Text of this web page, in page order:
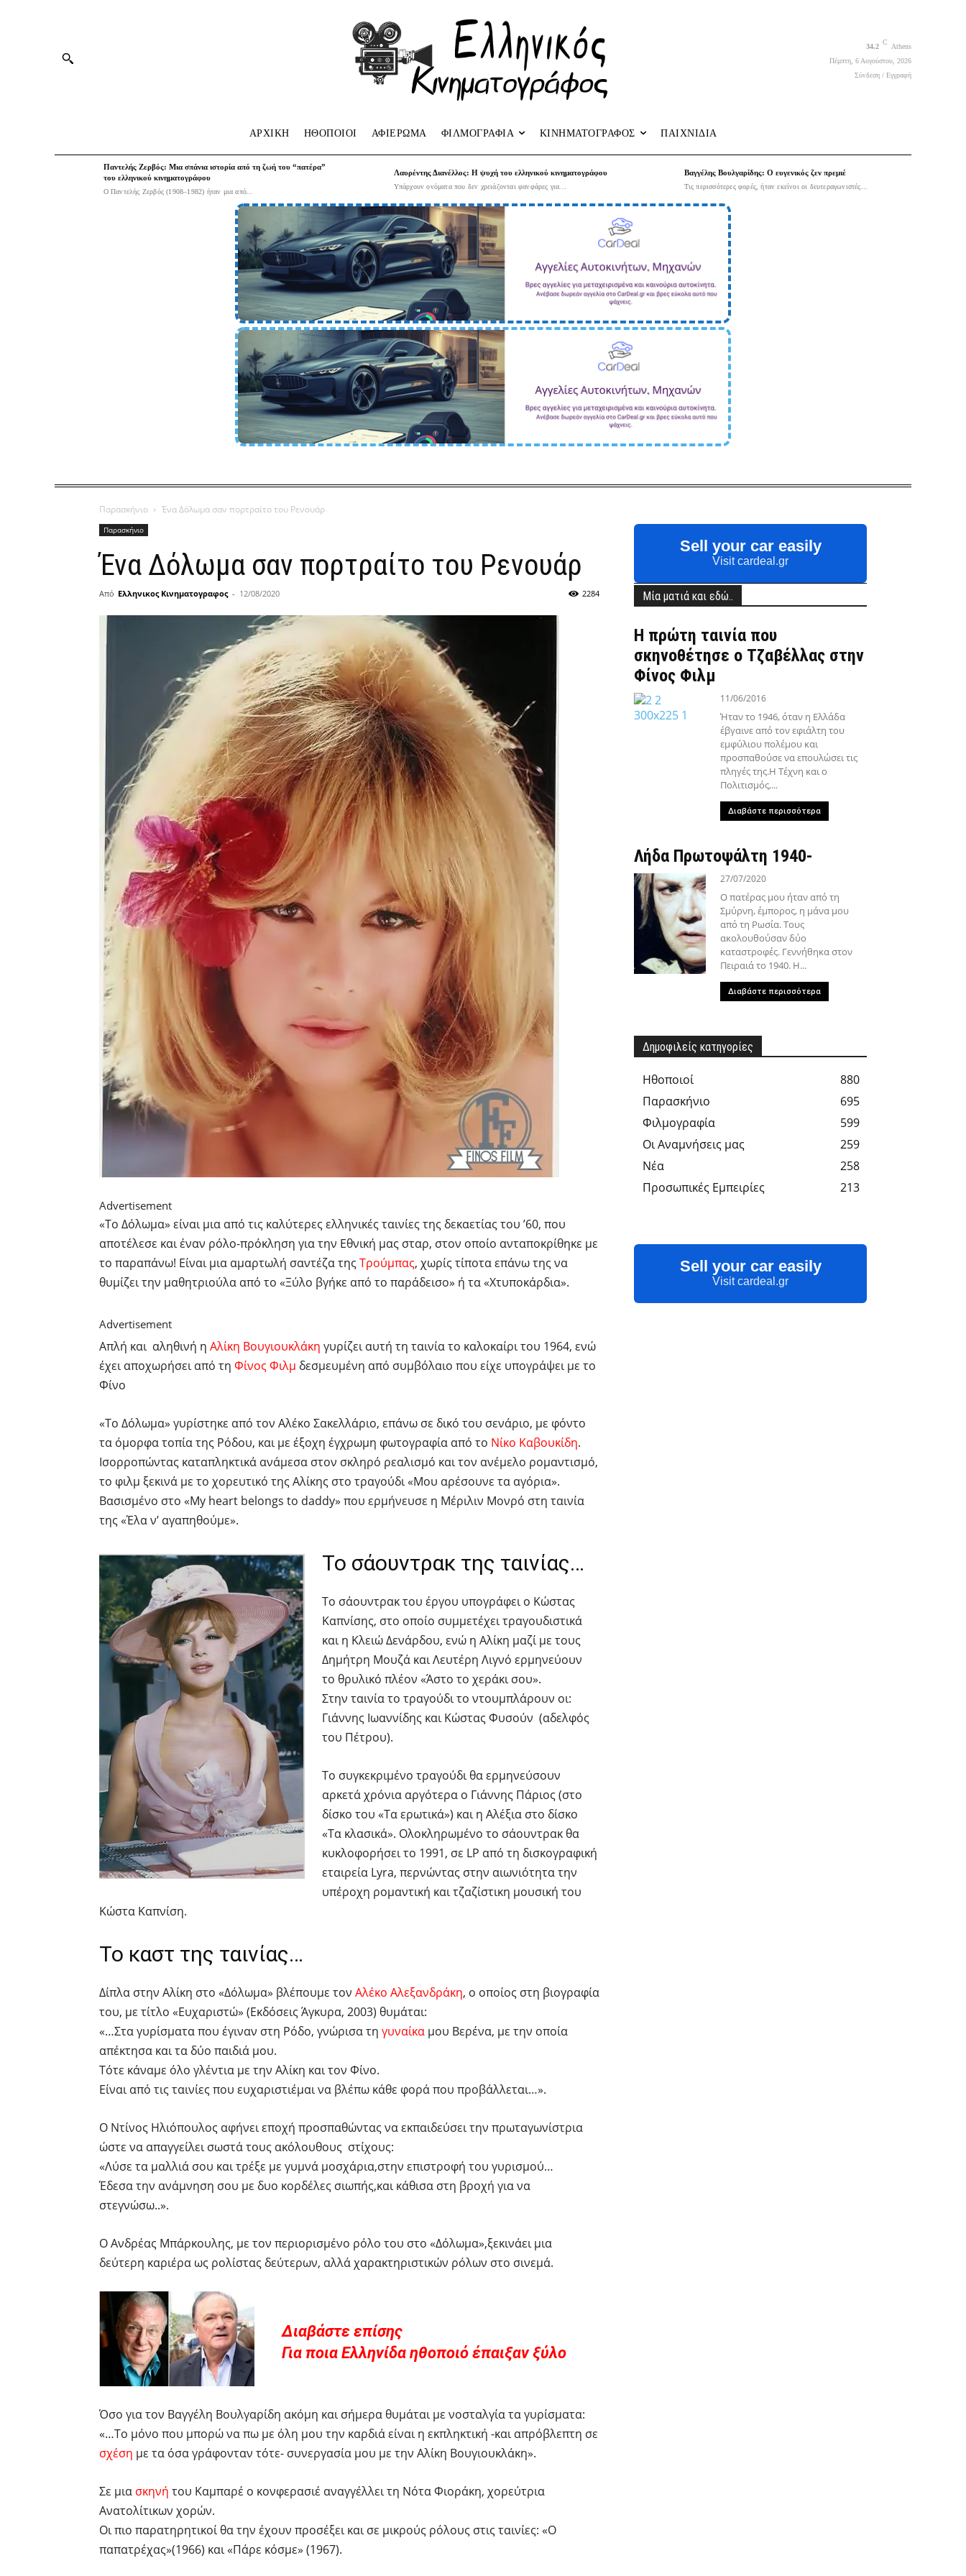
34.2
C
Athens
Πέμπτη, 6 Αυγούστου, 2026
Σύνδεση / Εγγραφή
ΑΡΧΙΚΗ HΘΟΠΟΙΟΙ ΑΦΙΕΡΩΜΑ ΦΙΛΜΟΓΡΑΦΙΑ ΚΙΝΗΜΑΤΟΓΡΑΦΟΣ ΠΑΙΧΝΙΔΙΑ
Παντελής Ζερβός: Μια σπάνια ιστορία από τη ζωή του “πατέρα”
του ελληνικού κινηματογράφου
Ο Παντελής Ζερβός (1908–1982) ήταν μια από...
Λαυρέντης Διανέλλος: Η ψυχή του ελληνικού κινηματογράφου
Υπάρχουν ονόματα που δεν χρειάζονται φανφάρες για...
Βαγγέλης Βουλγαρίδης: Ο ευγενικός ζεν πρεμιέ
Τις περισσότερες φορές, ήταν εκείνοι οι δευτεραγωνιστές...
Παρασκήνιο Ένα Δόλωμα σαν πορτραίτο του Ρενουάρ
Παρασκήνιο
Ένα Δόλωμα σαν πορτραίτο του Ρενουάρ
Από Ελληνικος Κινηματογραφος - 12/08/2020 2284
Advertisement
«Το Δόλωμα» είναι μια από τις καλύτερες ελληνικές ταινίες της δεκαετίας του ’60, που
αποτέλεσε και έναν ρόλο-πρόκληση για την Εθνική μας σταρ, στον οποίο ανταποκρίθηκε με
το παραπάνω! Είναι μια αμαρτωλή σαντέζα της Τρούμπας, χωρίς τίποτα επάνω της να
θυμίζει την μαθητριούλα από το «Ξύλο βγήκε από το παράδεισο» ή τα «Χτυποκάρδια».
Advertisement
Απλή και αληθινή η Αλίκη Βουγιουκλάκη γυρίζει αυτή τη ταινία το καλοκαίρι του 1964, ενώ
έχει αποχωρήσει από τη Φίνος Φιλμ δεσμευμένη από συμβόλαιο που είχε υπογράψει με το
Φίνο
«Το Δόλωμα» γυρίστηκε από τον Αλέκο Σακελλάριο, επάνω σε δικό του σενάριο, με φόντο
τα όμορφα τοπία της Ρόδου, και με έξοχη έγχρωμη φωτογραφία από το Νίκο Καβουκίδη.
Ισορροπώντας καταπληκτικά ανάμεσα στον σκληρό ρεαλισμό και τον ανέμελο ρομαντισμό,
το φιλμ ξεκινά με το χορευτικό της Αλίκης στο τραγούδι «Μου αρέσουνε τα αγόρια».
Βασισμένο στο «My heart belongs to daddy» που ερμήνευσε η Μέριλιν Μονρό στη ταινία
της «Έλα ν’ αγαπηθούμε».
Το σάουντρακ της ταινίας…
Το σάουντρακ του έργου υπογράφει ο Κώστας
Καπνίσης, στο οποίο συμμετέχει τραγουδιστικά
και η Κλειώ Δενάρδου, ενώ η Αλίκη μαζί με τους
Δημήτρη Μουζά και Λευτέρη Λιγνό ερμηνεύουν
το θρυλικό πλέον «Άστο το χεράκι σου».
Στην ταινία το τραγούδι το ντουμπλάρουν οι:
Γιάννης Ιωαννίδης και Κώστας Φυσούν (αδελφός
του Πέτρου).
Το συγκεκριμένο τραγούδι θα ερμηνεύσουν
αρκετά χρόνια αργότερα ο Γιάννης Πάριος (στο
δίσκο του «Τα ερωτικά») και η Αλέξια στο δίσκο
«Τα κλασικά». Ολοκληρωμένο το σάουντρακ θα
κυκλοφορήσει το 1991, σε LP από τη δισκογραφική
εταιρεία Lyra, περνώντας στην αιωνιότητα την
υπέροχη ρομαντική και τζαζίστικη μουσική του
Κώστα Καπνίση.
Το καστ της ταινίας…
Δίπλα στην Αλίκη στο «Δόλωμα» βλέπουμε τον Αλέκο Αλεξανδράκη, ο οποίος στη βιογραφία
του, με τίτλο «Ευχαριστώ» (Εκδόσεις Άγκυρα, 2003) θυμάται:
«…Στα γυρίσματα που έγιναν στη Ρόδο, γνώρισα τη γυναίκα μου Βερένα, με την οποία
απέκτησα και τα δύο παιδιά μου.
Τότε κάναμε όλο γλέντια με την Αλίκη και τον Φίνο.
Είναι από τις ταινίες που ευχαριστιέμαι να βλέπω κάθε φορά που προβάλλεται…».
Ο Ντίνος Ηλιόπουλος αφήνει εποχή προσπαθώντας να εκπαιδεύσει την πρωταγωνίστρια
ώστε να απαγγείλει σωστά τους ακόλουθους στίχους:
«Λύσε τα μαλλιά σου και τρέξε με γυμνά μοσχάρια,στην επιστροφή του γυρισμού…
Έδεσα την ανάμνηση σου με δυο κορδέλες σιωπής,και κάθισα στη βροχή για να
στεγνώσω..».
Ο Ανδρέας Μπάρκουλης, με τον περιορισμένο ρόλο του στο «Δόλωμα»,ξεκινάει μια
δεύτερη καριέρα ως ρολίστας δεύτερων, αλλά χαρακτηριστικών ρόλων στο σινεμά.
Διαβάστε επίσης
Για ποια Ελληνίδα ηθοποιό έπαιξαν ξύλο
Όσο για τον Βαγγέλη Βουλγαρίδη ακόμη και σήμερα θυμάται με νοσταλγία τα γυρίσματα:
«…Το μόνο που μπορώ να πω με όλη μου την καρδιά είναι η εκπληκτική -και απρόβλεπτη σε
σχέση με τα όσα γράφονταν τότε- συνεργασία μου με την Αλίκη Βουγιουκλάκη».
Σε μια σκηνή του Καμπαρέ ο κονφερασιέ αναγγέλλει τη Νότα Φιοράκη, χορεύτρια
Ανατολίτικων χορών.
Οι πιο παρατηρητικοί θα την έχουν προσέξει και σε μικρούς ρόλους στις ταινίες: «Ο
παπατρέχας»(1966) και «Πάρε κόσμε» (1967).
Sell your car easily
Visit cardeal.gr
Μία ματιά και εδώ..
Η πρώτη ταινία που
σκηνοθέτησε ο Τζαβέλλας στην
Φίνος Φιλμ
11/06/2016
Ήταν το 1946, όταν η Ελλάδα
έβγαινε από τον εφιάλτη του
εμφύλιου πολέμου και
προσπαθούσε να επουλώσει τις
πληγές της.Η Τέχνη και ο
Πολιτισμός,...
Διαβάστε περισσότερα
Λήδα Πρωτοψάλτη 1940-
27/07/2020
Ο πατέρας μου ήταν από τη
Σμύρνη, έμπορος, η μάνα μου
από τη Ρωσία. Τους
ακολουθούσαν δύο
καταστροφές. Γεννήθηκα στον
Πειραιά το 1940. Η...
Διαβάστε περισσότερα
Δημοφιλείς κατηγορίες
Hθοποιοί
880
Παρασκήνιο
695
Φιλμογραφία
599
Οι Αναμνήσεις μας
259
Νέα
258
Προσωπικές Εμπειρίες
213
Sell your car easily
Visit cardeal.gr